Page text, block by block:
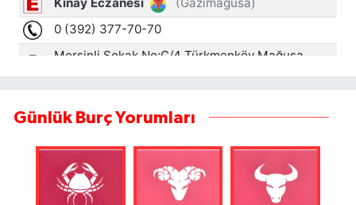
Günlük Burç Yorumları